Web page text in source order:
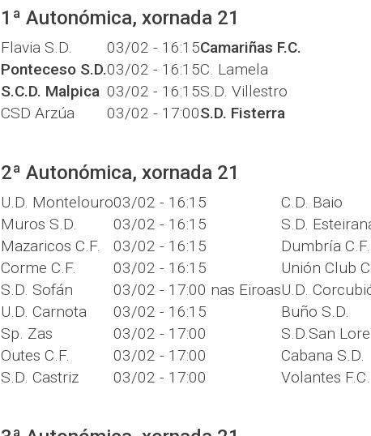
1ª Autonómica, xornada 21
Flavia S.D. 03/02 - 16:15Camariñas F.C.
Ponteceso S.D.03/02 - 16:15C. Lamela
S.C.D. Malpica 03/02 - 16:15S.D. Villestro
CSD Arzúa
03/02 - 17:00S.D. Fisterra
2ª Autonómica, xornada 21
U.D. Montelouro03/02 - 16:15
C.D. Baio
Muros S.D.
03/02 - 16:15
S.D.
Mazaricos C.F.
03/02 - 16:15
Dumbría
Corme C.F.
03/02 - 16:15
Unión Club
S.D. Sofán
03/02 - 17:00 nas EiroasU.D.
U.D. Carnota
03/02 - 16:15
Buño S.D.
Sp. Zas
03/02 - 17:00
S.D.San
Outes C.F.
03/02 - 17:00
Cabana S.D.
S.D. Castriz
03/02 - 17:00 Volantes F.C.